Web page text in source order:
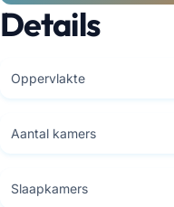
Details
Oppervlakte
Aantal kamers
Slaapkamers